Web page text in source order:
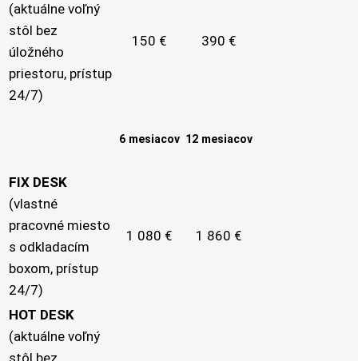
(aktuálne voľný
stôl bez
úložného
priestoru, prístup
24/7)
150 € 390 €
6 mesiacov 12 mesiacov
FIX DESK
(vlastné
pracovné miesto
s odkladacím
boxom, prístup
24/7)
1 080 € 1 860 €
HOT DESK
(aktuálne voľný